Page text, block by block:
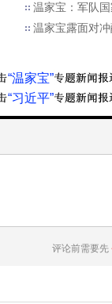
温家宝：军队
温家宝露面对
“温家宝”
“习近平”
评论前需要先